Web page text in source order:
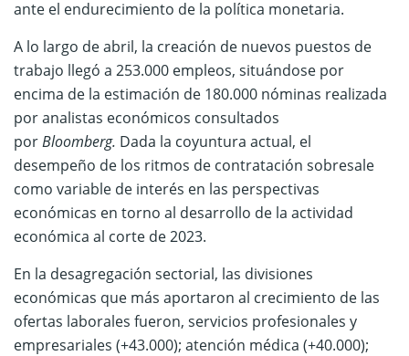
ante el endurecimiento de la política monetaria.
A lo largo de abril, la creación de nuevos puestos de
trabajo llegó a 253.000 empleos, situándose por
encima de la estimación de 180.000 nóminas realizada
por analistas económicos consultados
porBloomberg. Dada la coyuntura actual, el
desempeño de los ritmos de contratación sobresale
como variable de interés en las perspectivas
económicas en torno al desarrollo de la actividad
económica al corte de 2023.
En la desagregación sectorial, las divisiones
económicas que más aportaron al crecimiento de las
ofertas laborales fueron, servicios profesionales y
empresariales (+43.000); atención médica (+40.000);